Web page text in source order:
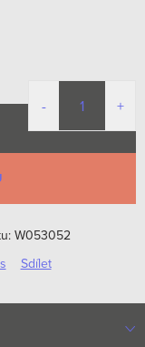
W053052
Sdílet